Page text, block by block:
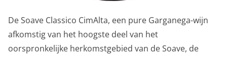
De Soave Classico CimAlta, een pure Garganega-wijn
afkomstig van het hoogste deel van het
oorspronkelijke herkomstgebied van de Soave, de